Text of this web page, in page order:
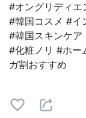
#オングリディ
#韓国コスメ #イ
#韓国スキンケ
#化粧ノリ #ホー
ガ割おすすめ